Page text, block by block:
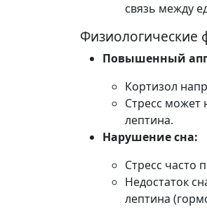
связь между
Физиологические
Повышенный
Кортизол
Стресс может
лептина.
Нарушение сна:
Стресс часто
Недостаток
лептина